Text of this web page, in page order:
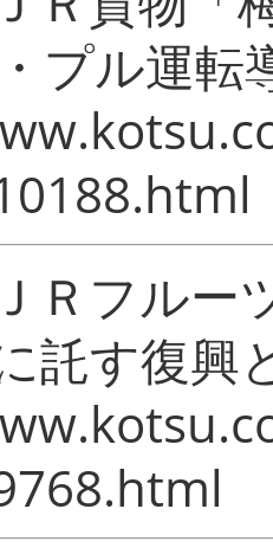
プル運転
フルー
託す復興